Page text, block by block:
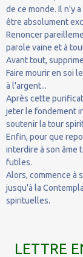
de ce monde. Il n'y
être absolument
Renoncer
parole vaine et à
Avant tout,
Faire mourir en soi
à l'argent...
Après cette
jeter le fondement
soutenir la tour
Enfin, pour que
interdire à son âme
futiles.
Alors, commence à
jusqu'à la
spirituelles.
LETTRE